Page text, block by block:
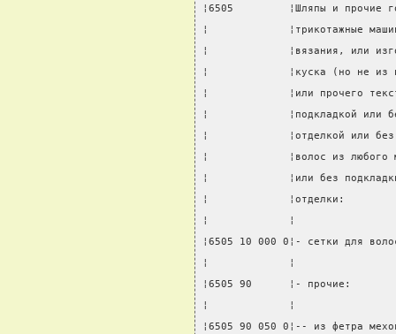
¦6505         ¦Шляпы и
¦             ¦трикотажные
¦             ¦вязания, или
¦             ¦куска (но не из
¦             ¦или прочего
¦             ¦подкладкой или
¦             ¦отделкой или
¦             ¦волос из любого
¦             ¦или без
¦             ¦отделки:
¦             ¦
¦6505 10 000 0¦- сетки
¦             ¦
¦6505 90      ¦-
¦             ¦
¦6505 90 050 0¦-- из фетра